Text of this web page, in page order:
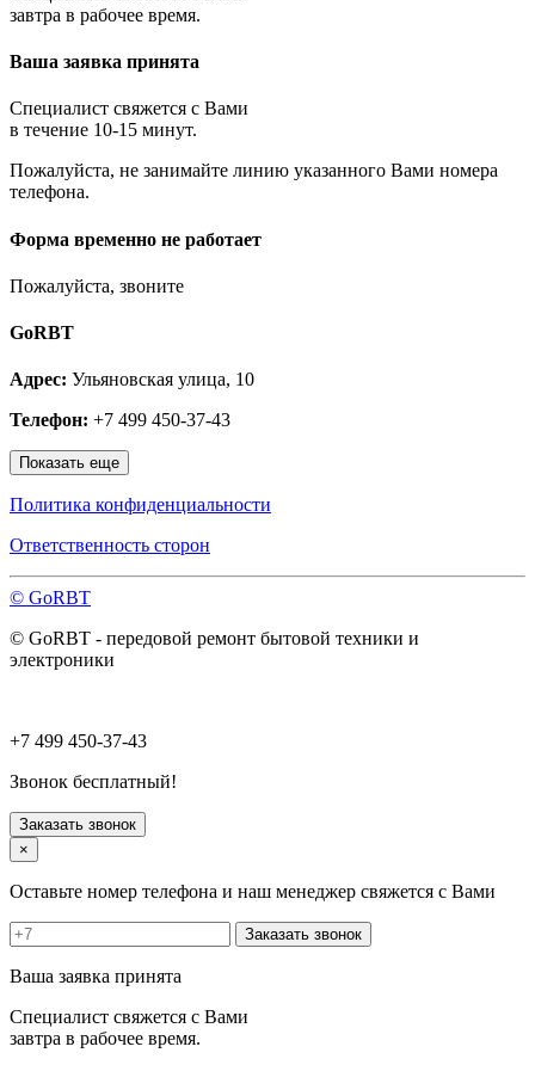
Котельники
Красногорск
Краснознаменск
Кубинка
Ликино-Дулёво
Лобня
Луховицы
Люберцы
Малаховка
Можайск
Москва и МО
Наро-Фоминск
Ногинск
Одинцово
Ожерелье
Орехово-Зуево
Пересвет
Подольск
Протвино
Пущино
Раменское
Руза
Сергиев Посад
Серпухов
Солнечногорск
Старая Купавна
Ступино
Фрязино
Химки
Хотьково
Чехов
Шатура
Щелково
Щербинка
завтра в рабочее время.
Ваша заявка принята
Специалист свяжется с Вами
в течение 10-15 минут.
Пожалуйста, не занимайте линию указанного Вами номера
телефона.
Форма временно не работает
Пожалуйста, звоните
GoRBT
Адрес: Ульяновская улица, 10
Телефон: +7 499 450-37-43
Показать еще
Политика конфиденциальности
Ответственность сторон
© GoRBT
© GoRBT - передовой ремонт бытовой техники и
электроники
+7 499 450-37-43
Звонок бесплатный!
Заказать звонок
×
Оставьте номер телефона и наш менеджер свяжется с Вами
Заказать звонок
Ваша заявка принята
Специалист свяжется с Вами
завтра в рабочее время.